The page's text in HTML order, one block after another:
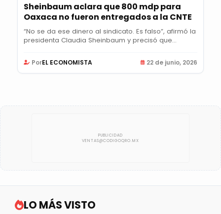
Sheinbaum aclara que 800 mdp para
Oaxaca no fueron entregados a la CNTE
“No se da ese dinero al sindicato. Es falso”, afirmó la
presidenta Claudia Sheinbaum y precisó que...
PorEL ECONOMISTA 22 de junio, 2026
LO MÁS VISTO